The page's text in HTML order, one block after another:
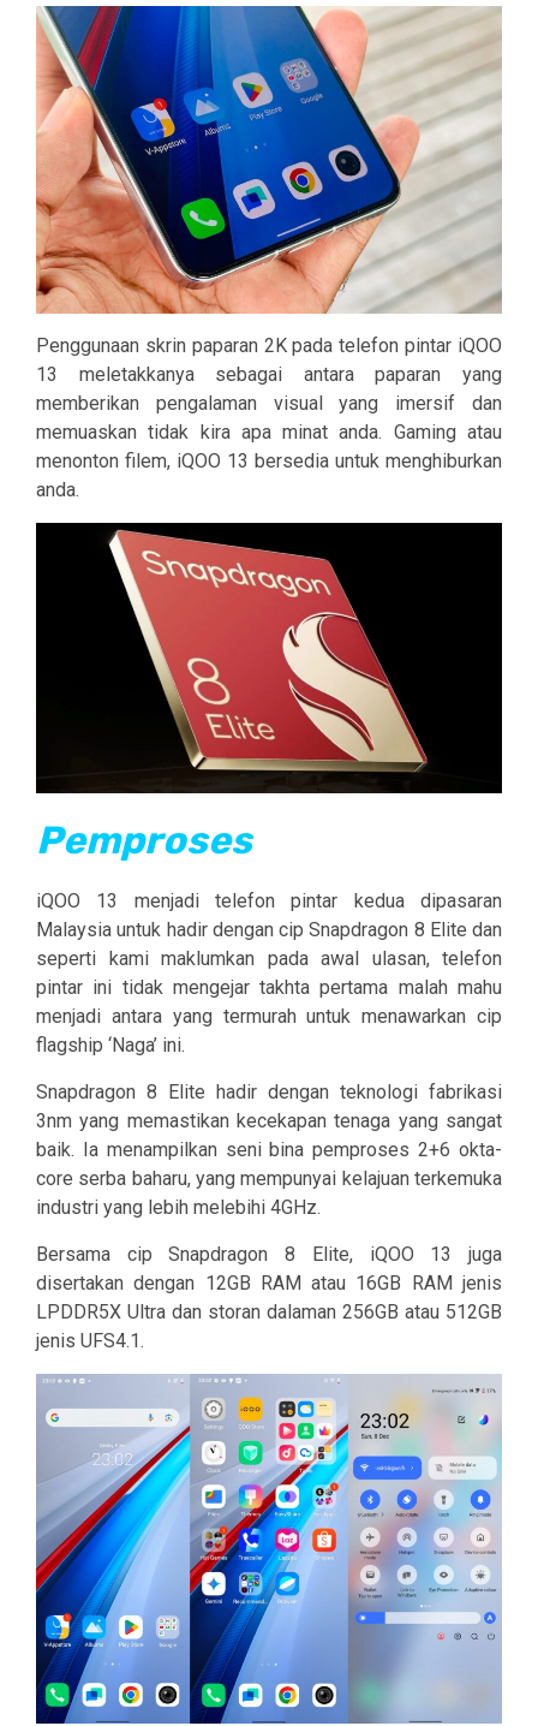
Penggunaan skrin paparan 2K pada telefon pintar iQOO
13 meletakkanya sebagai antara paparan yang
memberikan pengalaman visual yang imersif dan
memuaskan tidak kira apa minat anda. Gaming atau
menonton filem, iQOO 13 bersedia untuk menghiburkan
anda.
Pemproses
iQOO 13 menjadi telefon pintar kedua dipasaran
Malaysia untuk hadir dengan cip Snapdragon 8 Elite dan
seperti kami maklumkan pada awal ulasan, telefon
pintar ini tidak mengejar takhta pertama malah mahu
menjadi antara yang termurah untuk menawarkan cip
flagship ‘Naga’ ini.
Snapdragon 8 Elite hadir dengan teknologi fabrikasi
3nm yang memastikan kecekapan tenaga yang sangat
baik. Ia menampilkan seni bina pemproses 2+6 okta-
core serba baharu, yang mempunyai kelajuan terkemuka
industri yang lebih melebihi 4GHz.
Bersama cip Snapdragon 8 Elite, iQOO 13 juga
disertakan dengan 12GB RAM atau 16GB RAM jenis
LPDDR5X Ultra dan storan dalaman 256GB atau 512GB
jenis UFS4.1.